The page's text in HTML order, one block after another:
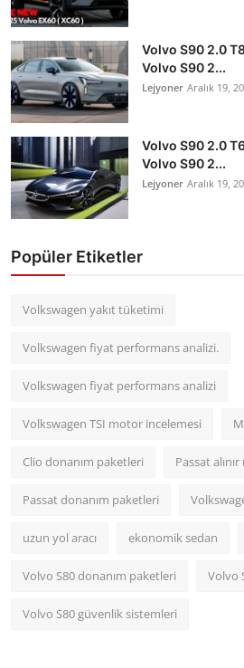
Volvo S90 2.0
Volvo S90 2...
Lejyoner Aralık 19,
Volvo S90 2.0
Volvo S90 2...
Lejyoner Aralık 19,
Popüler Etiketler
Volkswagen yakıt tüketimi
Volkswagen fiyat performans analizi.
Volkswagen fiyat performans analizi
Volkswagen TSI motor incelemesi
Clio donanım paketleri Passat alınır
Passat donanım paketleri
uzun yol aracı ekonomik sedan
Volvo S80 donanım paketleri Volvo
Volvo S80 güvenlik sistemleri